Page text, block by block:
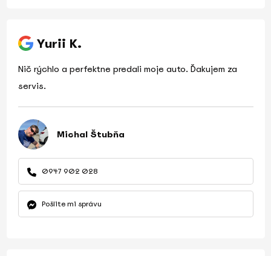
Yurii K.
Nič rýchlo a perfektne predali moje auto. Ďakujem za
servis.
Michal Štubňa
0947 902 028
Pošlite mi správu